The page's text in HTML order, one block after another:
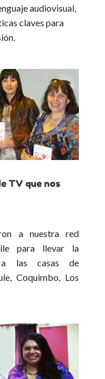
audiovisual,
claves para
TV que nos
a nuestra red
para llevar la
a las casas de
Coquimbo, Los